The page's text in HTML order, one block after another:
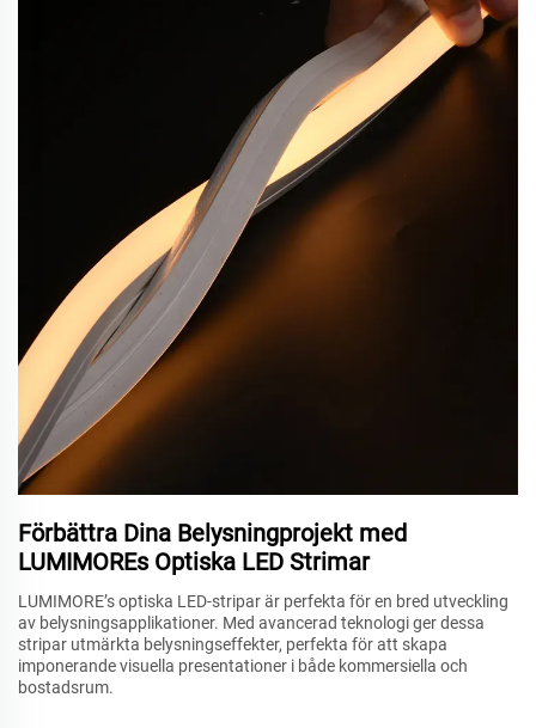
Förbättra Dina Belysningprojekt med
LUMIMOREs Optiska LED Strimar
LUMIMORE’s optiska LED-stripar är perfekta för en bred utveckling
av belysningsapplikationer. Med avancerad teknologi ger dessa
stripar utmärkta belysningseffekter, perfekta för att skapa
imponerande visuella presentationer i både kommersiella och
bostadsrum.